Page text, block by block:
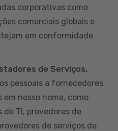
corporativas como
comerciais globais e
em conformidade
de Serviços.
pessoais a fornecedores
nosso nome, como
de TI, provedores de
de serviços de